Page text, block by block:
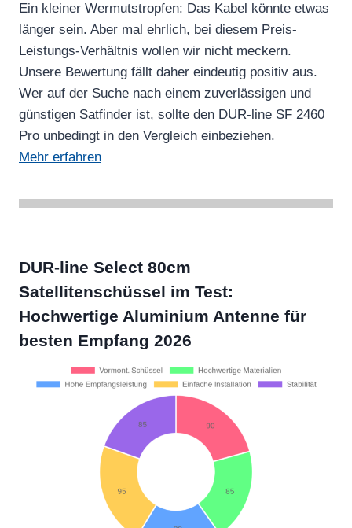
Ein kleiner Wermutstropfen: Das Kabel könnte etwas
länger sein. Aber mal ehrlich, bei diesem Preis-
Leistungs-Verhältnis wollen wir nicht meckern.
Unsere Bewertung fällt daher eindeutig positiv aus.
Wer auf der Suche nach einem zuverlässigen und
günstigen Satfinder ist, sollte den DUR-line SF 2460
Pro unbedingt in den Vergleich einbeziehen.
Mehr erfahren
DUR-line Select 80cm
Satellitenschüssel im Test:
Hochwertige Aluminium Antenne für
besten Empfang 2026